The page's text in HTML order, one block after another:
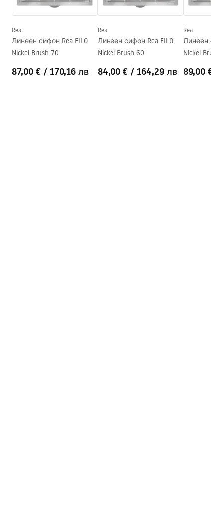
Дълбочина
80mm
Серия
Гаранция
24 месеца
Rea
Линеен сифон Rea FILO
Nickel Brush 70
87,00 € / 170,16 лв
Rea
Линеен сифон Rea FILO
Nickel Brush 60
84,00 € / 164,29 лв
Rea
Линеен
Nickel Brush
89,00 €